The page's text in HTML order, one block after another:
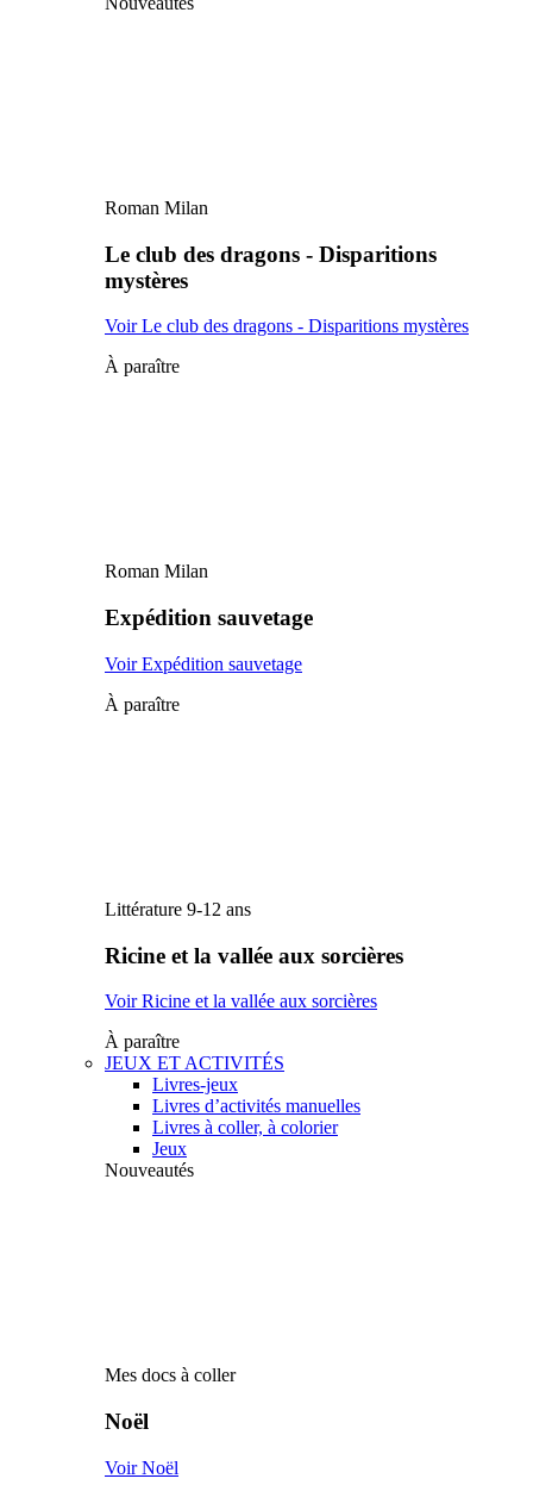
Roman Milan
Le club des dragons - Disparitions
mystères
Voir Le club des dragons - Disparitions mystères
À paraître
Roman Milan
Expédition sauvetage
Voir Expédition sauvetage
À paraître
Littérature 9-12 ans
Ricine et la vallée aux sorcières
Voir Ricine et la vallée aux sorcières
À paraître
JEUX ET ACTIVITÉS
Livres-jeux
Livres d’activités manuelles
Livres à coller, à colorier
Jeux
Nouveautés
Mes docs à coller
Noël
Voir Noël